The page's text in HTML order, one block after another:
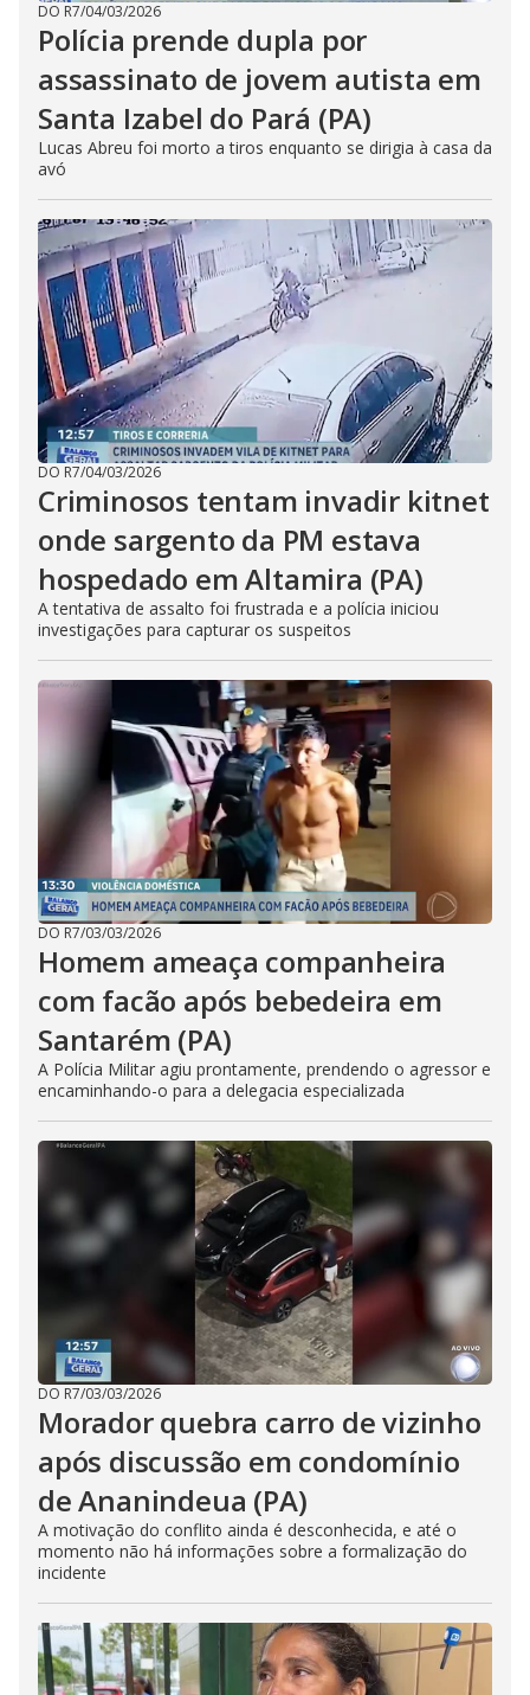
DO R7/04/03/2026
Polícia prende dupla por
assassinato de jovem autista em
Santa Izabel do Pará (PA)
Lucas Abreu foi morto a tiros enquanto se dirigia à casa da
avó
DO R7/04/03/2026
Criminosos tentam invadir kitnet
onde sargento da PM estava
hospedado em Altamira (PA)
A tentativa de assalto foi frustrada e a polícia iniciou
investigações para capturar os suspeitos
DO R7/03/03/2026
Homem ameaça companheira
com facão após bebedeira em
Santarém (PA)
A Polícia Militar agiu prontamente, prendendo o agressor e
encaminhando-o para a delegacia especializada
DO R7/03/03/2026
Morador quebra carro de vizinho
após discussão em condomínio
de Ananindeua (PA)
A motivação do conflito ainda é desconhecida, e até o
momento não há informações sobre a formalização do
incidente